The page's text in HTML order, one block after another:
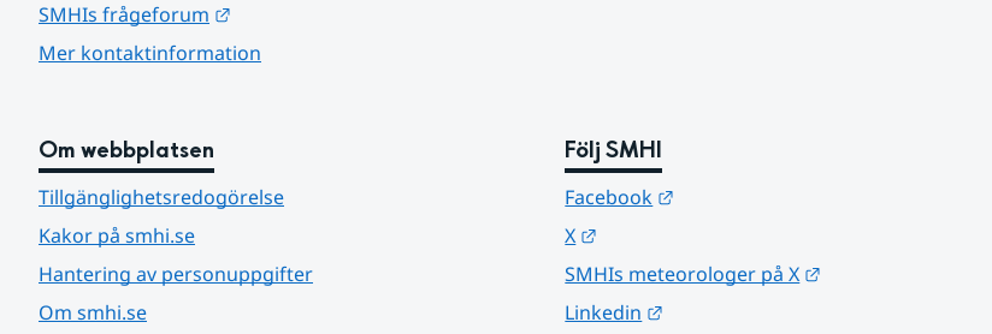
SMHIs frågeforum
Mer kontaktinformation
Om webbplatsen
Tillgänglighetsredogörelse
Kakor på smhi.se
Hantering av personuppgifter
Om smhi.se
Följ SMHI
Facebook
X
SMHIs meteorologer på X
Linkedin